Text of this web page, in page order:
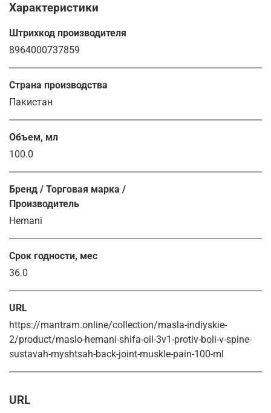
Характеристики
Штрихкод производителя
8964000737859
Страна производства
Пакистан
Объем, мл
100.0
Бренд / Торговая марка /
Производитель
Hemani
Срок годности, мес
36.0
URL
https://mantram.online/collection/masla-indiyskie-
2/product/maslo-hemani-shifa-oil-3v1-protiv-boli-v-spine-
sustavah-myshtsah-back-joint-muskle-pain-100-ml
URL